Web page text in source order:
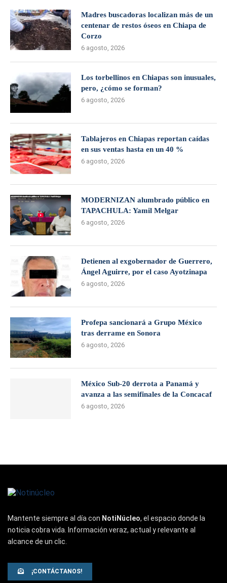
Madres buscadoras localizan más de un
centenar de restos óseos en Chiapa de
Corzo
6 agosto, 2026
Los torbellinos en Chiapas son inusuales,
pero, ¿cómo se forman?
6 agosto, 2026
Tablajeros en Chiapas reportan caídas
en sus ventas hasta en un 40 %
6 agosto, 2026
MODERNIZAN alumbrado público en
TAPACHULA: Yamil Melgar
6 agosto, 2026
Detienen al exgobernador de Guerrero,
Ángel Aguirre, por el caso Ayotzinapa
6 agosto, 2026
Profepa sancionará a Grupo México
tras derrame en Sonora
6 agosto, 2026
México Sub-20 derrota a Panamá y
avanza a las semifinales de la Concacaf
6 agosto, 2026
Mantente siempre al día con NotiNúcleo, el espacio donde la
noticia cobra vida. Información veraz, actual y relevante al
alcance de un clic.
¡CONTÁCTANOS!